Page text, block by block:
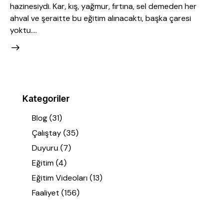
hazinesiydi. Kar, kış, yağmur, fırtına, sel demeden her
ahval ve şeraitte bu eğitim alınacaktı, başka çaresi
yoktu.…
Kategoriler
Blog(31)
Çalıştay(35)
Duyuru(7)
Eğitim(4)
Eğitim Videoları(13)
Faaliyet (156)